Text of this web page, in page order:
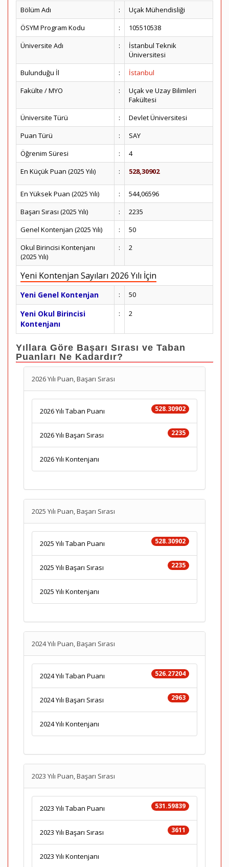
Bölüm Adı :
Uçak Mühendisliği
ÖSYM Program Kodu
:
105510538
Üniversite Adı
:
İstanbul Teknik
Üniversitesi
Bulunduğu İl
:
İstanbul
Fakülte / MYO
:
Uçak ve Uzay Bilimleri
Fakültesi
Üniversite Türü
:
Devlet Üniversitesi
Puan Türü
:
SAY
Öğrenim Süresi
:
4
En Küçük Puan (2025 Yılı)
: 528,30902
En Yüksek Puan (2025 Yılı) :
544,06596
Başarı Sırası (2025 Yılı)
:
2235
Genel Kontenjan (2025 Yılı)
:
50
Okul Birincisi Kontenjanı
(2025 Yılı)
: 2
Yeni Kontenjan Sayıları 2026 Yılı İçin
Yeni Genel Kontenjan : 50
Yeni Okul Birincisi
Kontenjanı
: 2
Yıllara Göre Başarı Sırası ve Taban
Puanları Ne Kadardır?
2026 Yılı Puan, Başarı Sırası
528.30902
2026 Yılı Taban Puanı
2235
2026 Yılı Başarı Sırası
2026 Yılı Kontenjanı
2025 Yılı Puan, Başarı Sırası
528.30902
2025 Yılı Taban Puanı
2235
2025 Yılı Başarı Sırası
2025 Yılı Kontenjanı
2024 Yılı Puan, Başarı Sırası
526.27204
2024 Yılı Taban Puanı
2963
2024 Yılı Başarı Sırası
2024 Yılı Kontenjanı
2023 Yılı Puan, Başarı Sırası
531.59839
2023 Yılı Taban Puanı
3611
2023 Yılı Başarı Sırası
2023 Yılı Kontenjanı